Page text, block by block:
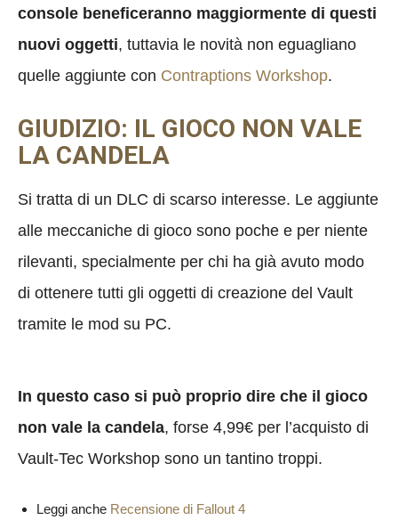
console beneficeranno maggiormente di questi
nuovi oggetti, tuttavia le novità non eguagliano
quelle aggiunte con Contraptions Workshop.
GIUDIZIO: IL GIOCO NON VALE
LA CANDELA
Si tratta di un DLC di scarso interesse. Le aggiunte
alle meccaniche di gioco sono poche e per niente
rilevanti, specialmente per chi ha già avuto modo
di ottenere tutti gli oggetti di creazione del Vault
tramite le mod su PC.
In questo caso si può proprio dire che il gioco
non vale la candela, forse 4,99€ per l’acquisto di
Vault-Tec Workshop sono un tantino troppi.
Leggi anche Recensione di Fallout 4